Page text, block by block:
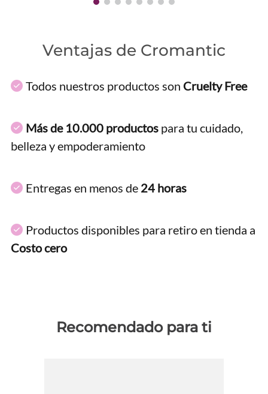
Ventajas de Cromantic
Todos nuestros productos son Cruelty Free
Más de 10.000 productos para tu cuidado,
belleza y empoderamiento
Entregas en menos de 24 horas
Productos disponibles para retiro en tienda a
Costo cero
Recomendado para ti